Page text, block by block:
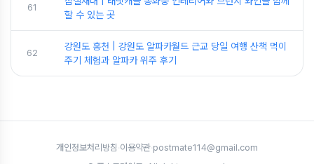
61
할 수 있는 곳
62
강원도 홍천 | 강원도 알파카월드 근교 당일 여행 산책 먹이
주기 체험과 알파카 위주 후기
개인정보처리방침 ·이용약관·postmate114@gmail.com